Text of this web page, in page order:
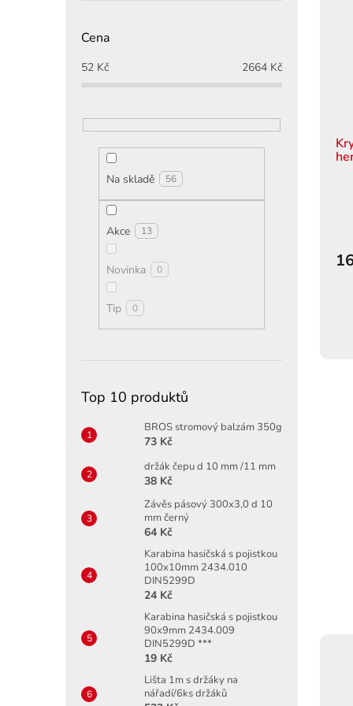
Cena
52 Kč 2664 Kč
Na skladě 56
Akce 13
Novinka 0
Tip 0
Top 10 produktů
BROS stromový balzám 350g
73 Kč
držák čepu d 10 mm /11 mm
38 Kč
Závěs pásový 300x3,0 d 10
mm černý
64 Kč
Karabina hasičská s pojistkou
100x10mm 2434.010
DIN5299D
24 Kč
Karabina hasičská s pojistkou
90x9mm 2434.009
DIN5299D ***
19 Kč
Lišta 1m s držáky na
nářadí/6ks držáků